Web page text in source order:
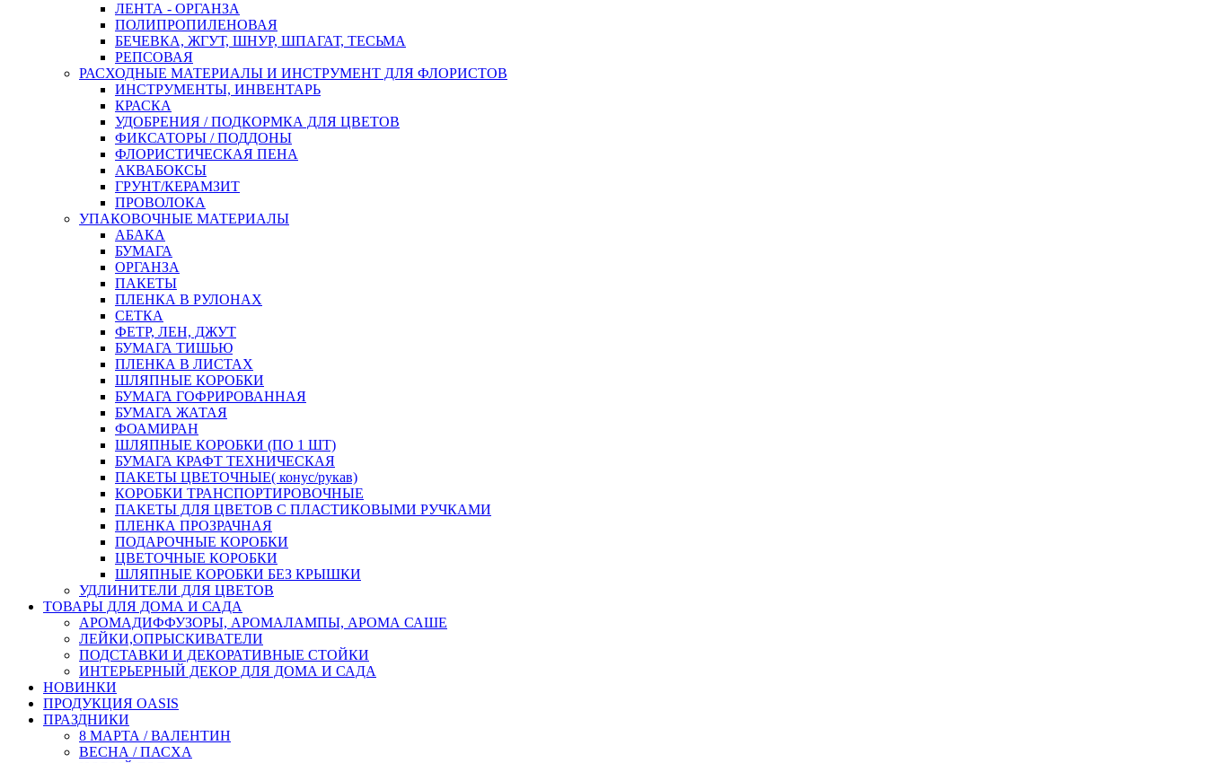
ЛЕНТА - ОРГАНЗА
ПОЛИПРОПИЛЕНОВАЯ
БЕЧЕВКА, ЖГУТ, ШНУР, ШПАГАТ, ТЕСЬМА
РЕПСОВАЯ
РАСХОДНЫЕ МАТЕРИАЛЫ И ИНСТРУМЕНТ ДЛЯ ФЛОРИСТОВ
ИНСТРУМЕНТЫ, ИНВЕНТАРЬ
КРАСКА
УДОБРЕНИЯ / ПОДКОРМКА ДЛЯ ЦВЕТОВ
ФИКСАТОРЫ / ПОДДОНЫ
ФЛОРИСТИЧЕСКАЯ ПЕНА
АКВАБОКСЫ
ГРУНТ/КЕРАМЗИТ
ПРОВОЛОКА
УПАКОВОЧНЫЕ МАТЕРИАЛЫ
АБАКА
БУМАГА
ОРГАНЗА
ПАКЕТЫ
ПЛЕНКА В РУЛОНАХ
СЕТКА
ФЕТР, ЛЕН, ДЖУТ
БУМАГА ТИШЬЮ
ПЛЕНКА В ЛИСТАХ
ШЛЯПНЫЕ КОРОБКИ
БУМАГА ГОФРИРОВАННАЯ
БУМАГА ЖАТАЯ
ФОАМИРАН
ШЛЯПНЫЕ КОРОБКИ (ПО 1 ШТ)
БУМАГА КРАФТ ТЕХНИЧЕСКАЯ
ПАКЕТЫ ЦВЕТОЧНЫЕ( конус/рукав)
КОРОБКИ ТРАНСПОРТИРОВОЧНЫЕ
ПАКЕТЫ ДЛЯ ЦВЕТОВ С ПЛАСТИКОВЫМИ РУЧКАМИ
ПЛЕНКА ПРОЗРАЧНАЯ
ПОДАРОЧНЫЕ КОРОБКИ
ЦВЕТОЧНЫЕ КОРОБКИ
ШЛЯПНЫЕ КОРОБКИ БЕЗ КРЫШКИ
УДЛИНИТЕЛИ ДЛЯ ЦВЕТОВ
ТОВАРЫ ДЛЯ ДОМА И САДА
АРОМАДИФФУЗОРЫ, АРОМАЛАМПЫ, АРОМА САШЕ
ЛЕЙКИ,ОПРЫСКИВАТЕЛИ
ПОДСТАВКИ И ДЕКОРАТИВНЫЕ СТОЙКИ
ИНТЕРЬЕРНЫЙ ДЕКОР ДЛЯ ДОМА И САДА
НОВИНКИ
ПРОДУКЦИЯ OASIS
ПРАЗДНИКИ
8 МАРТА / ВАЛЕНТИН
ВЕСНА / ПАСХА